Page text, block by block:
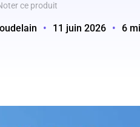
ce produit
• 11 juin 2026 • 6